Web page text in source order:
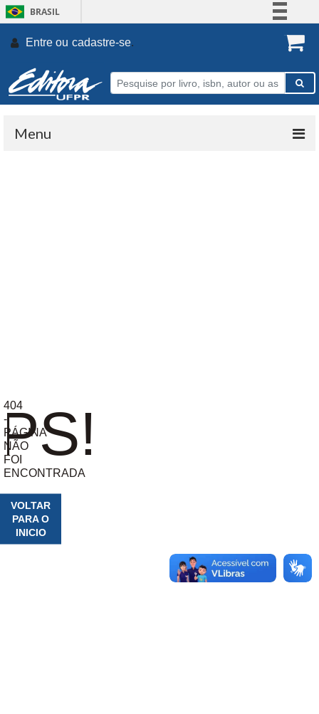
BRASIL
Participe
Entre ou cadastre-se.
Menu
404
-
PÁGINA
NÃO
FOI
ENCONTRADA
VOLTAR
PARA O
INICIO